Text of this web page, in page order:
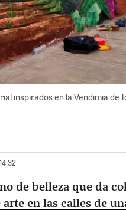
inspirados en la Vendimia de
de belleza que da
en las calles de